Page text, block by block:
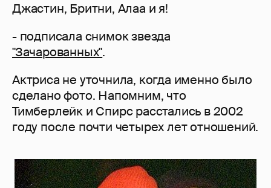
Джастин, Бритни, Алаа и я!
- подписала снимок звезда
"Зачарованных".
Актриса не уточнила, когда именно было
сделано фото. Напомним, что
Тимберлейк и Спирс расстались в 2002
году после почти четырех лет отношений.